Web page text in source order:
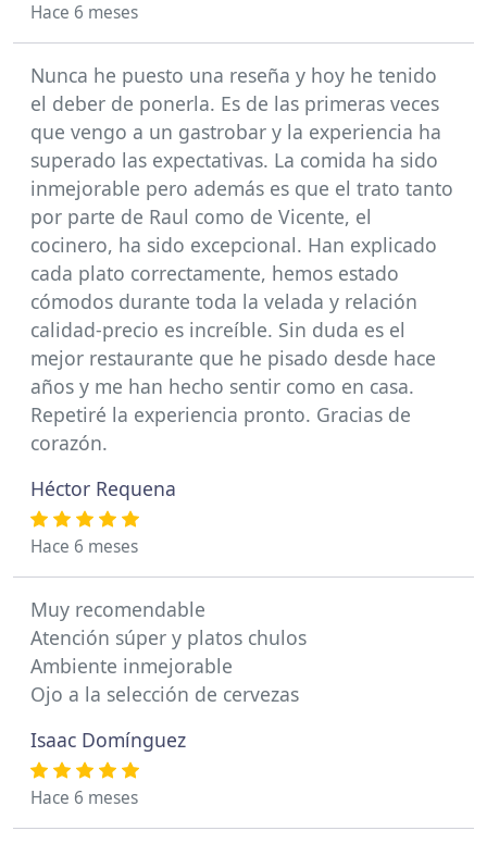
Hace 6 meses
Nunca he puesto una reseña y hoy he tenido
el deber de ponerla. Es de las primeras veces
que vengo a un gastrobar y la experiencia ha
superado las expectativas. La comida ha sido
inmejorable pero además es que el trato tanto
por parte de Raul como de Vicente, el
cocinero, ha sido excepcional. Han explicado
cada plato correctamente, hemos estado
cómodos durante toda la velada y relación
calidad-precio es increíble. Sin duda es el
mejor restaurante que he pisado desde hace
años y me han hecho sentir como en casa.
Repetiré la experiencia pronto. Gracias de
corazón.
Héctor Requena
Hace 6 meses
Muy recomendable
Atención súper y platos chulos
Ambiente inmejorable
Ojo a la selección de cervezas
Isaac Domínguez
Hace 6 meses